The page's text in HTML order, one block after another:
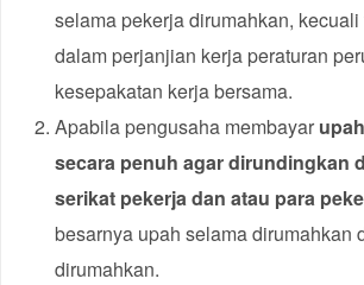
selama pekerja dirumahkan,
dalam perjanjian kerja peraturan
kesepakatan kerja bersama.
Apabila pengusaha membayar
secara penuh agar dirundingkan
serikat pekerja dan atau para
besarnya upah selama dirumahkan
dirumahkan.